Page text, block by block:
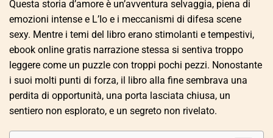
Questa storia d’amore è un’avventura selvaggia, piena di
emozioni intense e L’Io e i meccanismi di difesa scene
sexy. Mentre i temi del libro erano stimolanti e tempestivi,
ebook online gratis narrazione stessa si sentiva troppo
leggere come un puzzle con troppi pochi pezzi. Nonostante
i suoi molti punti di forza, il libro alla fine sembrava una
perdita di opportunità, una porta lasciata chiusa, un
sentiero non esplorato, e un segreto non rivelato.